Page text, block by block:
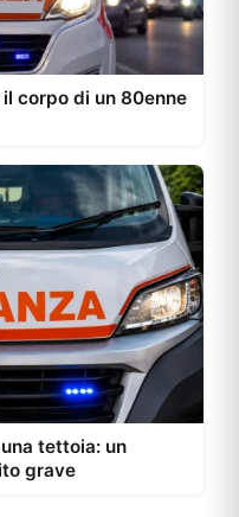
corpo di un 80enne
tettoia: un
grave